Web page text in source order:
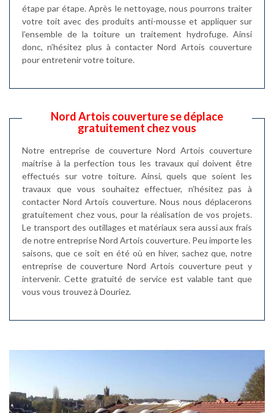
étape par étape. Après le nettoyage, nous pourrons traiter
votre toit avec des produits anti-mousse et appliquer sur
l’ensemble de la toiture un traitement hydrofuge. Ainsi
donc, n’hésitez plus à contacter Nord Artois couverture
pour entretenir votre toiture.
Nord Artois couverture se déplace
gratuitement chez vous
Notre entreprise de couverture Nord Artois couverture
maitrise à la perfection tous les travaux qui doivent être
effectués sur votre toiture. Ainsi, quels que soient les
travaux que vous souhaitez effectuer, n’hésitez pas à
contacter Nord Artois couverture. Nous nous déplacerons
gratuitement chez vous, pour la réalisation de vos projets.
Le transport des outillages et matériaux sera aussi aux frais
de notre entreprise Nord Artois couverture. Peu importe les
saisons, que ce soit en été où en hiver, sachez que, notre
entreprise de couverture Nord Artois couverture peut y
intervenir. Cette gratuité de service est valable tant que
vous vous trouvez à Douriez.